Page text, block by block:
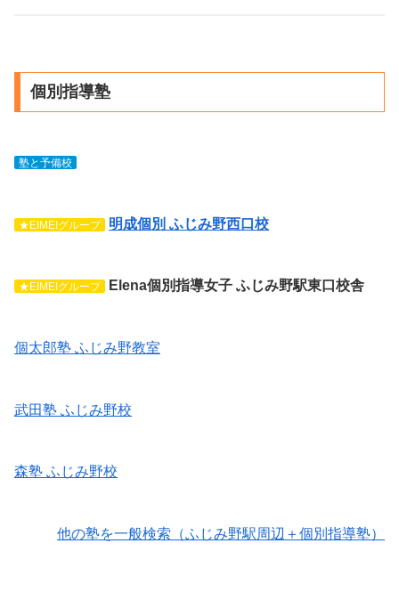
個別指導塾
塾と予備校
★EIMEIグループ 明成個別 ふじみ野西口校
★EIMEIグループ Elena個別指導女子 ふじみ野駅東口校舎
個太郎塾 ふじみ野教室
武田塾 ふじみ野校
森塾 ふじみ野校
他の塾を一般検索（ふじみ野駅周辺＋個別指導塾）